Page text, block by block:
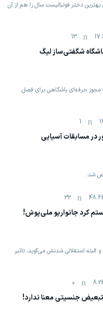
بهترین دختر فوتبالیست سال را هم از آن
13
شگفتی‌ساز لیگ
مجوز حرفه‌ای باشگاهی برای فصل
1
در مسابقات آسیایی
شد.
32
کرد جانواریو ملی‌پوش!
البته استقلالی شدنش می‌گوید، تاثیر
0
جنسیتی معنا ندارد!